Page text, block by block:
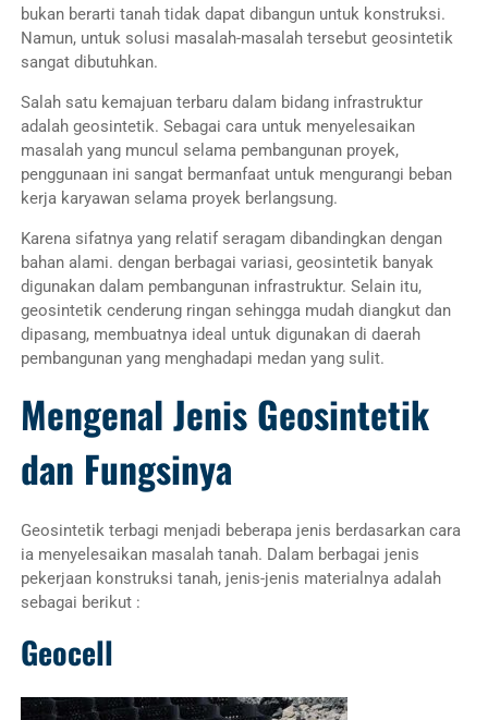
bukan berarti tanah tidak dapat dibangun untuk konstruksi.
Namun, untuk solusi masalah-masalah tersebut geosintetik
sangat dibutuhkan.
Salah satu kemajuan terbaru dalam bidang infrastruktur
adalah geosintetik. Sebagai cara untuk menyelesaikan
masalah yang muncul selama pembangunan proyek,
penggunaan ini sangat bermanfaat untuk mengurangi beban
kerja karyawan selama proyek berlangsung.
Karena sifatnya yang relatif seragam dibandingkan dengan
bahan alami. dengan berbagai variasi, geosintetik banyak
digunakan dalam pembangunan infrastruktur. Selain itu,
geosintetik cenderung ringan sehingga mudah diangkut dan
dipasang, membuatnya ideal untuk digunakan di daerah
pembangunan yang menghadapi medan yang sulit.
Mengenal Jenis Geosintetik
dan Fungsinya
Geosintetik terbagi menjadi beberapa jenis berdasarkan cara
ia menyelesaikan masalah tanah. Dalam berbagai jenis
pekerjaan konstruksi tanah, jenis-jenis materialnya adalah
sebagai berikut :
Geocell